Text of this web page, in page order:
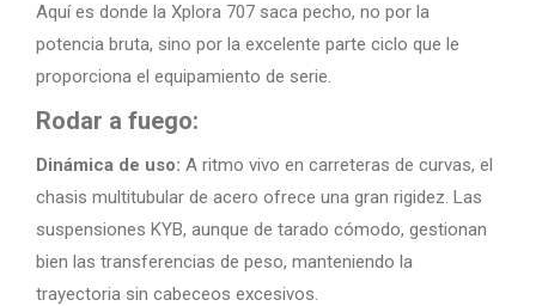
Aquí es donde la Xplora 707 saca pecho, no por la
potencia bruta, sino por la excelente parte ciclo que le
proporciona el equipamiento de serie.
Rodar a fuego:
Dinámica de uso: A ritmo vivo en carreteras de curvas, el
chasis multitubular de acero ofrece una gran rigidez. Las
suspensiones KYB, aunque de tarado cómodo, gestionan
bien las transferencias de peso, manteniendo la
trayectoria sin cabeceos excesivos.